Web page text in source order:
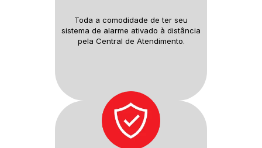
Toda a comodidade de ter seu
sistema de alarme ativado à distância
pela Central de Atendimento.